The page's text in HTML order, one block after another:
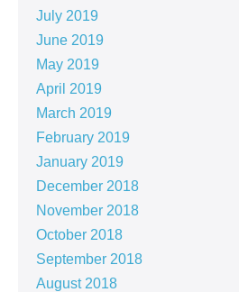
July 2019
June 2019
May 2019
April 2019
March 2019
February 2019
January 2019
December 2018
November 2018
October 2018
September 2018
August 2018